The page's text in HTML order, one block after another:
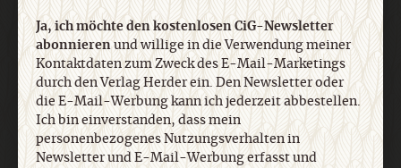
Informationen finden Sie in unseren
Datenschutzhinweisen.
E-Mail
Ja, ich möchte den kostenlosen CiG-Newsletter
abonnierenund willige in die Verwendung meiner
Kontaktdaten zum Zweck des E-Mail-Marketings
durch den Verlag Herder ein. Den Newsletter oder
die E-Mail-Werbung kann ich jederzeit abbestellen.
Ich bin einverstanden, dass mein
personenbezogenes Nutzungsverhalten in
Newsletter und E-Mail-Werbung erfasst und